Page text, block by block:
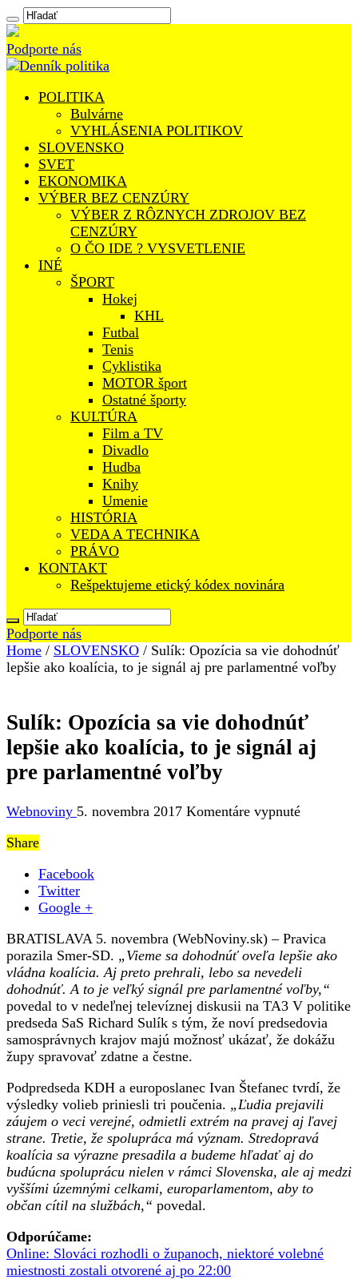
Podporte nás
POLITIKA
Bulvárne
VYHLÁSENIA POLITIKOV
SLOVENSKO
SVET
EKONOMIKA
VÝBER BEZ CENZÚRY
VÝBER Z RÔZNYCH ZDROJOV BEZ
CENZÚRY
O ČO IDE ? VYSVETLENIE
INÉ
ŠPORT
Hokej
KHL
Futbal
Tenis
Cyklistika
MOTOR šport
Ostatné športy
KULTÚRA
Film a TV
Divadlo
Hudba
Knihy
Umenie
HISTÓRIA
VEDA A TECHNIKA
PRÁVO
KONTAKT
Rešpektujeme etický kódex novinára
Podporte nás
Home / SLOVENSKO / Sulík: Opozícia sa vie dohodnúť
lepšie ako koalícia, to je signál aj pre parlamentné voľby
Sulík: Opozícia sa vie dohodnúť
lepšie ako koalícia, to je signál aj
pre parlamentné voľby
Webnoviny 5. novembra 2017 Komentáre vypnuténa
koalícia,
to
je
signál
aj
pre
Share
Facebook
Twitter
Google +
BRATISLAVA 5. novembra (WebNoviny.sk) – Pravica
porazila Smer-SD. „Vieme sa dohodnúť oveľa lepšie ako
vládna koalícia. Aj preto prehrali, lebo sa nevedeli
dohodnúť. A to je veľký signál pre parlamentné voľby,“
povedal to v nedeľnej televíznej diskusii na TA3 V politike
predseda SaS Richard Sulík s tým, že noví predsedovia
samosprávnych krajov majú možnosť ukázať, že dokážu
župy spravovať zdatne a čestne.
Podpredseda KDH a europoslanec Ivan Štefanec tvrdí, že
výsledky volieb priniesli tri poučenia. „Ľudia prejavili
záujem o veci verejné, odmietli extrém na pravej aj ľavej
strane. Tretie, že spolupráca má význam. Stredopravá
koalícia sa výrazne presadila a budeme hľadať aj do
budúcna spoluprácu nielen v rámci Slovenska, ale aj medzi
vyššími územnými celkami, europarlamentom, aby to
občan cítil na službách,“ povedal.
Odporúčame:
Online: Slováci rozhodli o županoch, niektoré volebné
miestnosti zostali otvorené aj po 22:00